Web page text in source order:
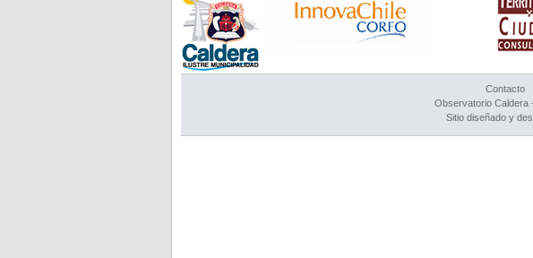
Contacto
Observatorio Caldera
Sitio diseñado y